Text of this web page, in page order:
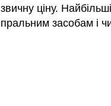
звичну ціну.
пральним засобам і